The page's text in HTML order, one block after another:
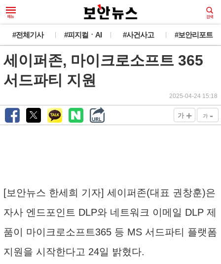
#전체기사 #피지컬ㆍAI #사건사고 #보안리포트
세이퍼존, 마이크로소프트 365
서드파티 지원
2025-04-24 15:18
가 + 가 -
[보안뉴스 한세희 기자] 세이퍼존(대표 권창훈)은
자사 엔드포인트 DLP와 네트워크 이메일 DLP 제
품이 마이크로소프트365 등 MS 서드파티 플랫폼
지원을 시작한다고 24일 밝혔다.